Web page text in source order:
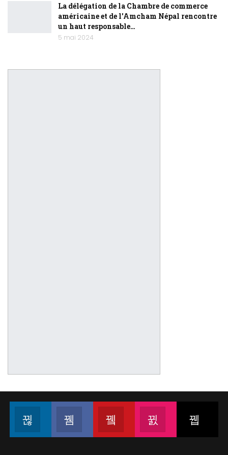
La délégation de la Chambre de commerce
américaine et de l'Amcham Népal rencontre
un haut responsable…
5 mai 2024
LinkedIn
Suivez-nous
Facebook
Aimez notre page
YouTube
Rejoignez-nous sur YouTube
Instagram
Rejoignez-nous